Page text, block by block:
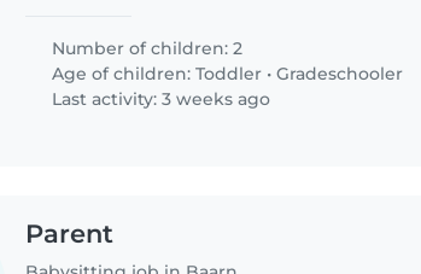
Number of children: 2
Age of children:Toddler •Gradeschooler
Last activity: 3 weeks ago
Parent